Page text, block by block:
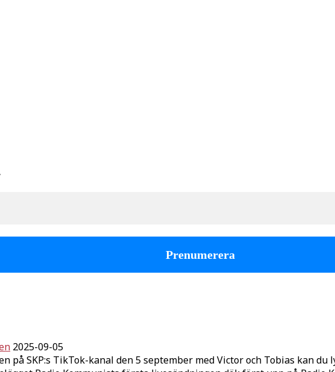
2025-09-05
på SKP:s TikTok-kanal den 5 september med Victor och Tobias kan